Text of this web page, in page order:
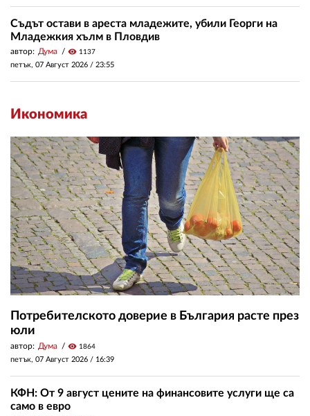
Съдът остави в ареста младежите, убили Георги на
Младежкия хълм в Пловдив
автор: Дума visibility 1137
петък, 07 Август 2026 / 23:55
Икономика
Потребителското доверие в България расте през
юли
автор: Дума visibility 1864
петък, 07 Август 2026 / 16:39
КФН: От 9 август цените на финансовите услуги ще са
само в евро